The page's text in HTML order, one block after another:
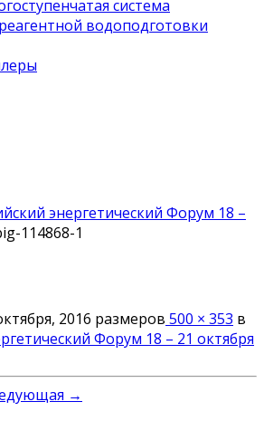
система
водоподготовки
энергетический Форум 18 –
114868-1
2016 размеров 500 × 353 в
Форум 18 – 21 октября
→